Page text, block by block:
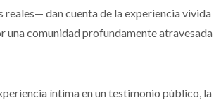
reales— dan cuenta de la experiencia vivida
una comunidad profundamente atravesada
íntima en un testimonio público, la